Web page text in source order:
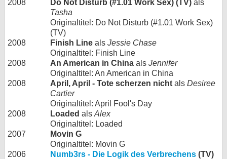
2008
Do Not Disturb (#1.01 Work Sex) (TV) als
Tasha
Originaltitel: Do Not Disturb (#1.01 Work Sex)
(TV)
2008
Finish Line als Jessie Chase
Originaltitel: Finish Line
2008
An American in China als Jennifer
Originaltitel: An American in China
2008
April, April - Tote scherzen nicht als Desiree
Cartier
Originaltitel: April Fool's Day
2008
Loaded als Alex
Originaltitel: Loaded
2007
Movin G
Originaltitel: Movin G
2006
Numb3rs - Die Logik des Verbrechens (TV)